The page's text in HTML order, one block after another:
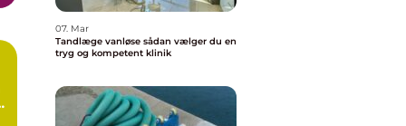
07. Mar
Tandlæge vanløse sådan vælger du en
tryg og kompetent klinik